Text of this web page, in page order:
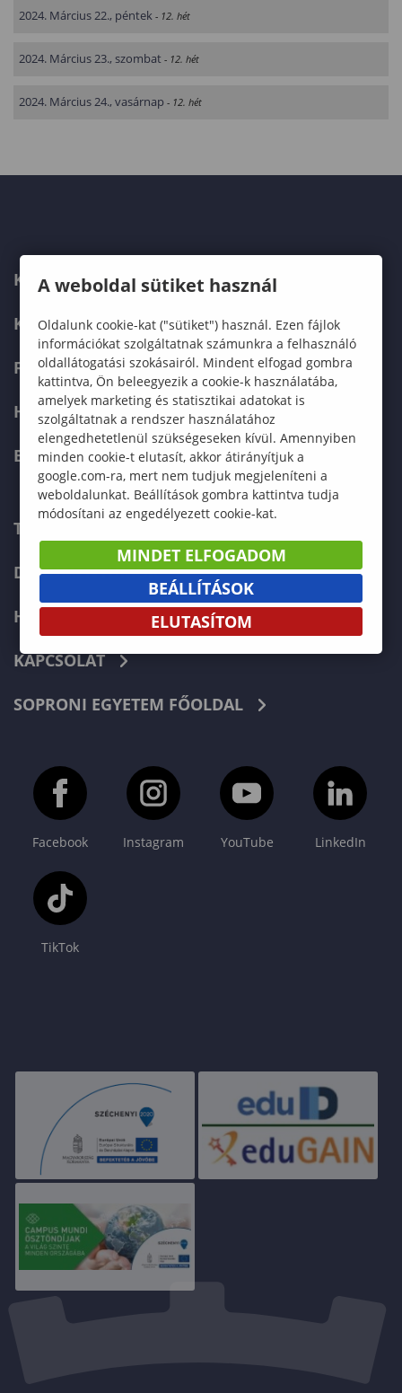
2024. Március 22., péntek - 12. hét
2024. Március 23., szombat - 12. hét
2024. Március 24., vasárnap - 12. hét
KARUNK
KÉPZÉSEK
FELVÉTELIZŐKNEK
HALLGATÓKNAK
ERASMUS+
TELEFONKÖNYV
DOKUMENTUMOK
HÍREK
KAPCSOLAT
SOPRONI EGYETEM FŐOLDAL
Facebook Instagram YouTube LinkedIn
TikTok
A weboldal sütiket használ
Oldalunk cookie-kat ("sütiket") használ. Ezen fájlok
információkat szolgáltatnak számunkra a felhasználó
oldallátogatási szokásairól. Mindent elfogad gombra
kattintva, Ön beleegyezik a cookie-k használatába,
amelyek marketing és statisztikai adatokat is
szolgáltatnak a rendszer használatához
elengedhetetlenül szükségeseken kívül. Amennyiben
minden cookie-t elutasít, akkor átirányítjuk a
google.com-ra, mert nem tudjuk megjeleníteni a
weboldalunkat. Beállítások gombra kattintva tudja
módosítani az engedélyezett cookie-kat.
MINDET ELFOGADOM
BEÁLLÍTÁSOK
ELUTASÍTOM